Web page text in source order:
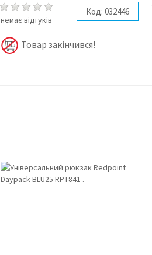
немає відгуків
Код: 032446
Товар закінчився!